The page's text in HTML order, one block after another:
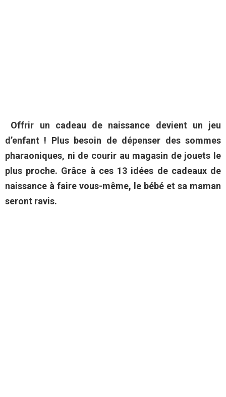
Offrir un cadeau de naissance devient un jeu
d’enfant ! Plus besoin de dépenser des sommes
pharaoniques, ni de courir au magasin de jouets le
plus proche. Grâce à ces 13 idées de cadeaux de
naissance à faire vous-même, le bébé et sa maman
seront ravis.